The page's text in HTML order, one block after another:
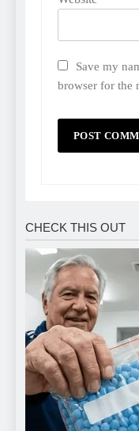
Save my
browser for the